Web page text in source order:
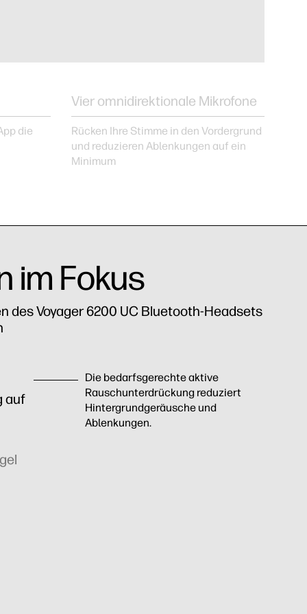
die
Vier omnidirektionale Mikrofone
Rücken Ihre Stimme in den Vordergrund
und reduzieren Ablenkungen auf ein
Minimum
im Fokus
des Voyager 6200 UC Bluetooth-Headsets
auf
Die bedarfsgerechte aktive
Rauschunterdrückung reduziert
Hintergrundgeräusche und
Ablenkungen.